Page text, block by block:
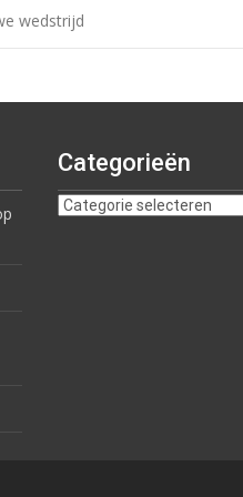
wedstrijd
Categorieën